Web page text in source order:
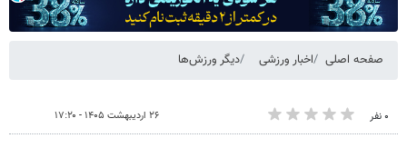
صفحه اصلی اخبار ورزشی دیگر ورزش‌ها
۰ نفر ۲۶ اردیبهشت ۱۴۰۵ - ۱۷:۲۰